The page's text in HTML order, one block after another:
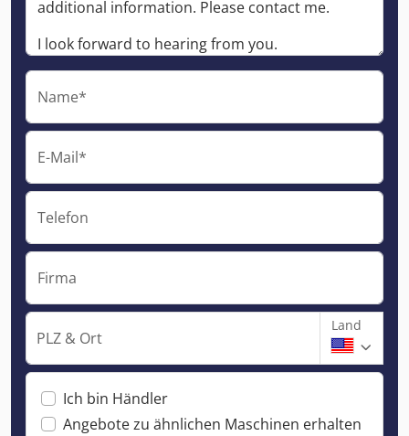
Name*
E-Mail*
Telefon
Firma
PLZ & Ort
Land
Ich bin Händler
Angebote zu ähnlichen Maschinen erhalten